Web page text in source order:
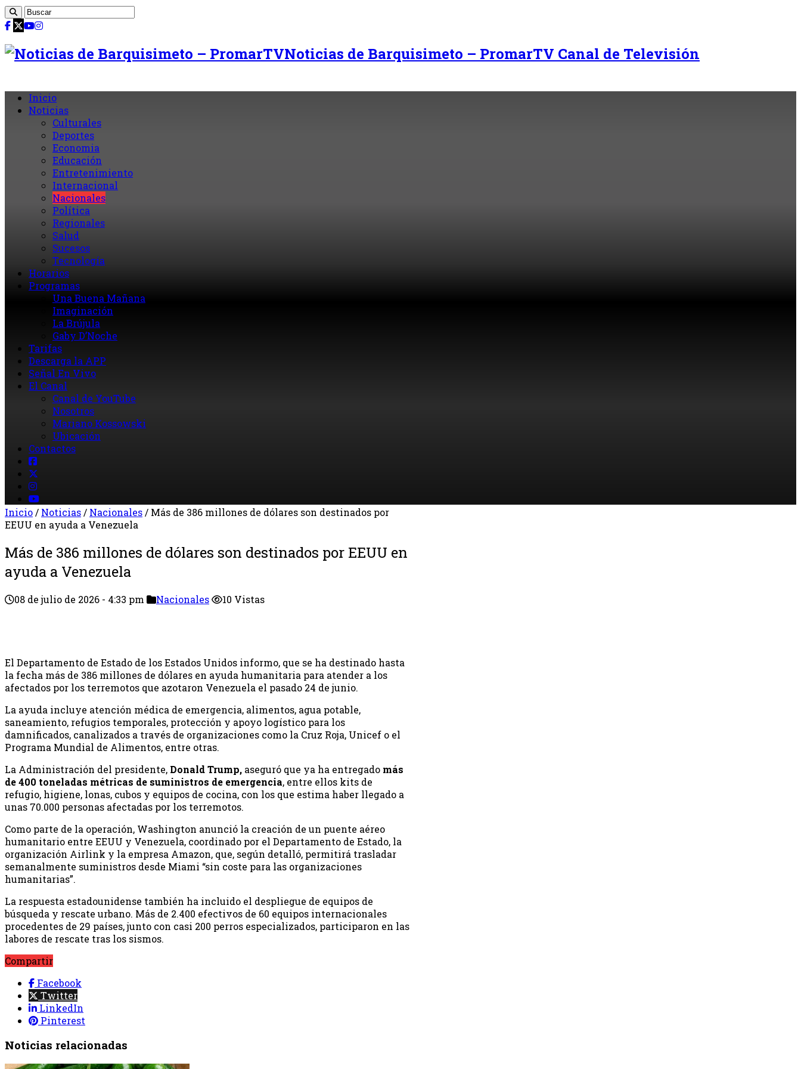
Noticias de Barquisimeto – PromarTV Canal de Televisión
Inicio
Noticias
Culturales
Deportes
Economia
Educación
Entretenimiento
Internacional
Nacionales
Política
Regionales
Salud
Sucesos
Tecnología
Horarios
Programas
Una Buena Mañana
Imaginación
La Brújula
Gaby D’Noche
Tarifas
Descarga la APP
Señal En Vivo
El Canal
Canal de YouTube
Nosotros
Mariano Kossowski
Ubicación
Contactos
Inicio/ Noticias/ Nacionales/ Más de 386 millones de dólares son destinados por
EEUU en ayuda a Venezuela
Más de 386 millones de dólares son destinados por EEUU en
ayuda a Venezuela
08 de julio de 2026 - 4:33 pm Nacionales 10 Vistas
El Departamento de Estado de los Estados Unidos informo, que se ha destinado hasta
la fecha más de 386 millones de dólares en ayuda humanitaria para atender a los
afectados por los terremotos que azotaron Venezuela el pasado 24 de junio.
La ayuda incluye atención médica de emergencia, alimentos, agua potable,
saneamiento, refugios temporales, protección y apoyo logístico para los
damnificados, canalizados a través de organizaciones como la Cruz Roja, Unicef o el
Programa Mundial de Alimentos, entre otras.
La Administración del presidente, Donald Trump, aseguró que ya ha entregado más
de 400 toneladas métricas de suministros de emergencia, entre ellos kits de
refugio, higiene, lonas, cubos y equipos de cocina, con los que estima haber llegado a
unas 70.000 personas afectadas por los terremotos.
Como parte de la operación, Washington anunció la creación de un puente aéreo
humanitario entre EEUU y Venezuela, coordinado por el Departamento de Estado, la
organización Airlink y la empresa Amazon, que, según detalló, permitirá trasladar
semanalmente suministros desde Miami “sin coste para las organizaciones
humanitarias”.
La respuesta estadounidense también ha incluido el despliegue de equipos de
búsqueda y rescate urbano. Más de 2.400 efectivos de 60 equipos internacionales
procedentes de 29 países, junto con casi 200 perros especializados, participaron en las
labores de rescate tras los sismos.
Compartir
Facebook
Twitter
LinkedIn
Pinterest
Noticias relacionadas